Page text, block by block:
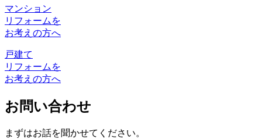
マンション
リフォームを
お考えの方へ
戸建て
リフォームを
お考えの方へ
お問い合わせ
まずはお話を聞かせてください。